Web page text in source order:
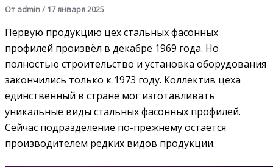
От admin/ 17 января 2025
Первую продукцию цех стальных фасонных
профилей произвёл в декабре 1969 года. Но
полностью строительство и установка оборудования
закончились только к 1973 году. Коллектив цеха
единственный в стране мог изготавливать
уникальные виды стальных фасонных профилей.
Сейчас подразделение по-прежнему остаётся
производителем редких видов продукции.